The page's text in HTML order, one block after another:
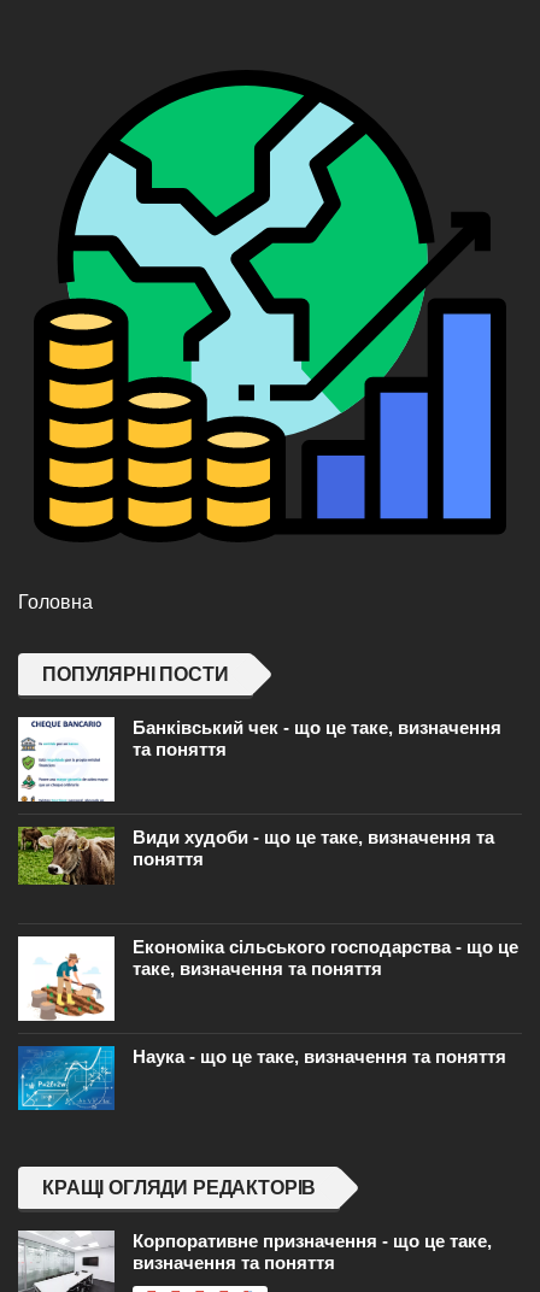
Головна
ПОПУЛЯРНІ ПОСТИ
Банківський чек - що це таке, визначення
та поняття
Види худоби - що це таке, визначення та
поняття
Економіка сільського господарства - що це
таке, визначення та поняття
Наука - що це таке, визначення та поняття
КРАЩІ ОГЛЯДИ РЕДАКТОРІВ
Корпоративне призначення - що це таке,
визначення та поняття